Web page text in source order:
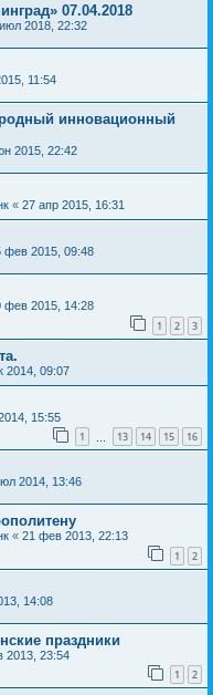
07.04.2018
2018, 22:32
11:54
инновационный
2015, 22:42
« 27 апр 2015, 16:31
фев 2015, 09:48
фев 2015, 14:28
1 2 3
2014, 09:07
15:55
1 13 14 15 16
2014, 13:46
« 21 фев 2013, 22:13
1 2
14:08
праздники
2013, 23:54
1 2